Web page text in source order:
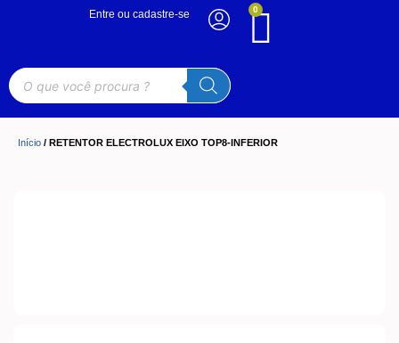
0
Entre ou cadastre-se
Início / RETENTOR ELECTROLUX EIXO TOP8-INFERIOR